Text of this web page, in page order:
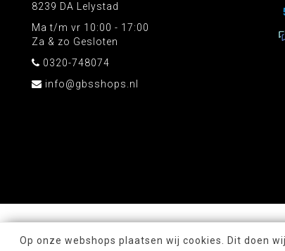
8239 DA Lelystad
Ma t/m vr 10:00 - 17:00
Za & zo Gesloten
0320-748074
info@gbsshops.nl
Op onze webshops plaatsen wij cookies. Dit doen